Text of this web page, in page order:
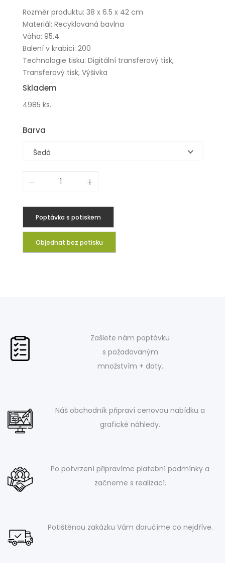
Rozměr produktu: 38 x 6.5 x 42 cm
Materiál: Recyklovaná bavlna
Váha: 95.4
Balení v krabici: 200
Technologie tisku: Digitální transferový tisk,
Transferový tisk, Výšivka
Skladem
4985 ks.
Barva
Šedá
Poptávka s potiskem
Objednat bez potisku
Zašlete nám poptávku
s požadovaným
množstvím + daty.
Náš obchodník připraví cenovou nabídku a
grafické náhledy.
Po potvrzení připravíme platební podmínky a
začneme s realizací.
Potištěnou zakázku Vám doručíme co nejdříve.